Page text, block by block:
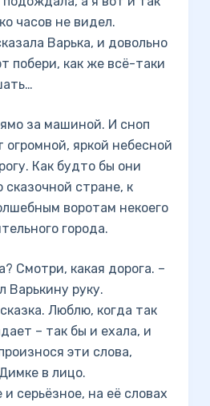
часов не видел.
Варька, и довольно
побери, как же всё-таки
за машиной. И сноп
огромной, яркой небесной
Как будто бы они
сказочной стране, к
воротам некоего
города.
Смотри, какая дорога. –
Варькину руку.
Люблю, когда так
– так бы и ехала, и
эти слова,
в лицо.
серьёзное, на её словах